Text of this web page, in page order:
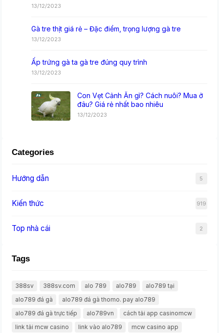
13/12/2023
Gà tre thịt giá rẻ – Đặc điểm, trọng lượng gà tre
13/12/2023
Ấp trứng gà ta gà tre đúng quy trình
13/12/2023
Con Vẹt Cảnh Ăn gì? Cách nuôi? Mua ở
đâu? Giá rẻ nhất bao nhiêu
13/12/2023
Categories
Hướng dẫn 5
Kiến thức 919
Top nhà cái 2
Tags
388sv 388sv.com alo 789 alo789
alo789 tại
alo789 đá gà
alo789 đá gà thomo. pay alo789
alo789 đá gà trực tiếp
alo789vn
cách tải app casinomcw
link tải mcw casino
link vào alo789 mcw casino app